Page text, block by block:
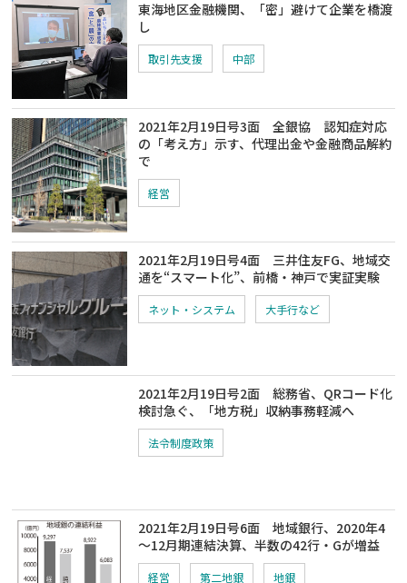
東海地区金融機関、「密」避けて企業を橋渡
し
取引先支援 中部
2021年2月19日号3面 全銀協 認知症対応
の「考え方」示す、代理出金や金融商品解約
で
経営
2021年2月19日号4面 三井住友FG、地域交
通を“スマート化”、前橋・神戸で実証実験
ネット・システム 大手行など
2021年2月19日号2面 総務省、QRコード化
検討急ぐ、「地方税」収納事務軽減へ
法令制度政策
2021年2月19日号6面 地域銀行、2020年4
～12月期連結決算、半数の42行・Gが増益
経営 第二地銀 地銀